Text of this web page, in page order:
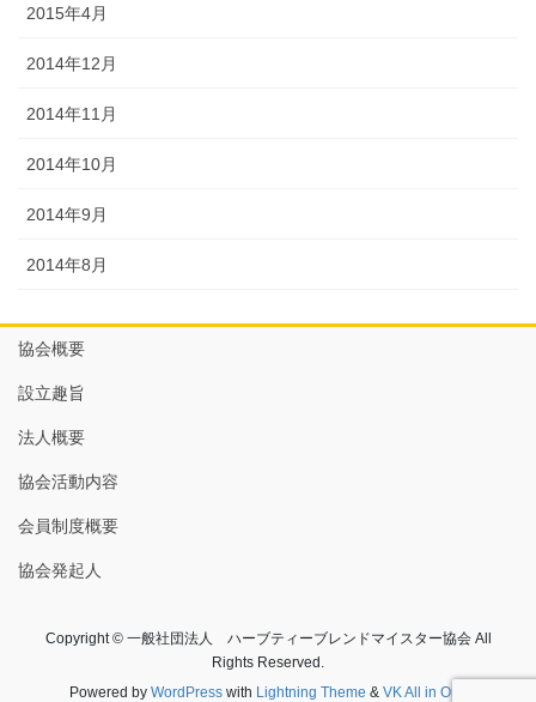
2015年4月
2014年12月
2014年11月
2014年10月
2014年9月
2014年8月
協会概要
設立趣旨
法人概要
協会活動内容
会員制度概要
協会発起人
Copyright © 一般社団法人 ハーブティーブレンドマイスター協会 All
Rights Reserved.
Powered by WordPresswith Lightning Theme & VK All in One